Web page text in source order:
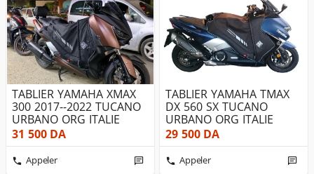
TABLIER YAMAHA XMAX
300 2017--2022 TUCANO
URBANO ORG ITALIE
31 500DA
Appeler
TABLIER YAMAHA TMAX
DX 560 SX TUCANO
URBANO ORG ITALIE
29 500DA
Appeler